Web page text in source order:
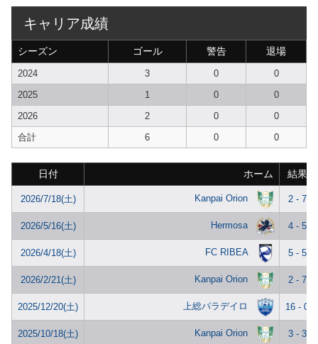
キャリア成績
シーズン ゴール 警告 退場
2024 3 0
0
2025
1 0
0
2026
2 0
0
合計
6 0 0
日付 ホーム 結果
2026/7/18(土) Kanpai Orion 2 - 7
2026/5/16(土) Hermosa 4 - 5
2026/4/18(土) FC RIBEA 5 - 5
2026/2/21(土) Kanpai Orion 2 - 7
2025/12/20(土) 上総パラデイロ 16 - 0
2025/10/18(土) Kanpai Orion 3 - 3